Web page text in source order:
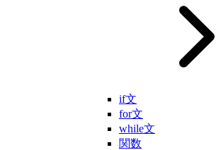
if文
for文
while文
関数